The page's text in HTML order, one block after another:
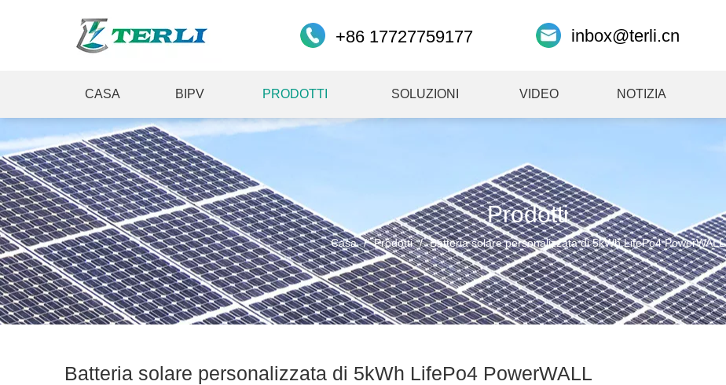
+86 17727759177 inbox@terli.cn
CASA BIPV PRODOTTI SOLUZIONI VIDEO NOTIZIA
Prodotti
Casa / Prodotti / Batteria solare personalizzata di 5kWh LifePo4 PowerWALL
Batteria solare personalizzata di 5kWh LifePo4 PowerWALL